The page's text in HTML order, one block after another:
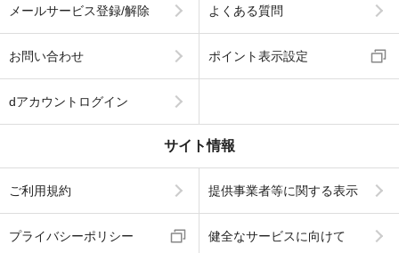
メールサービス登録/解除 よくある質問
お問い合わせ ポイント表示設定
dアカウントログイン
サイト情報
ご利用規約 提供事業者等に関する表示
プライバシーポリシー 健全なサービスに向けて